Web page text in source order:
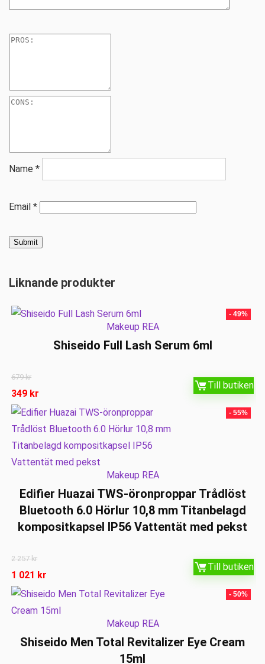
Name *
Email *
Liknande produkter
- 49%
Makeup REA
Shiseido Full Lash Serum 6ml
679kr
349 kr
Till butiken
- 55%
Makeup REA
Edifier Huazai TWS-öronproppar Trådlöst
Bluetooth 6.0 Hörlur 10,8 mm Titanbelagd
kompositkapsel IP56 Vattentät med pekst
2 257kr
1 021 kr
Till butiken
- 50%
Makeup REA
Shiseido Men Total Revitalizer Eye Cream
15ml